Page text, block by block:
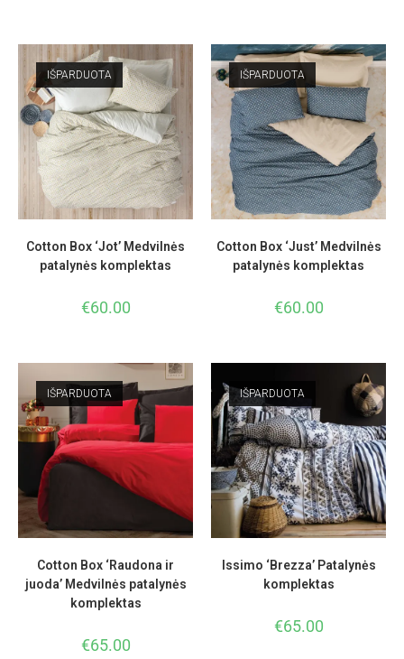
IŠPARDUOTA
Cotton Box ‘Jot’ Medvilnės
patalynės komplektas
€60.00
IŠPARDUOTA
Cotton Box ‘Just’ Medvilnės
patalynės komplektas
€60.00
IŠPARDUOTA
Cotton Box ‘Raudona ir
juoda’ Medvilnės patalynės
komplektas
€65.00
IŠPARDUOTA
Issimo ‘Brezza’ Patalynės
komplektas
€65.00